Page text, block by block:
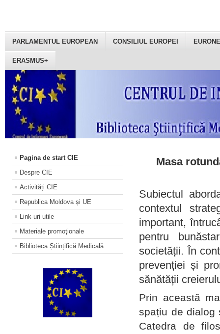
PARLAMENTUL EUROPEAN CONSILIUL EUROPEI
ERASMUS+
Pagina de start CIE
Despre CIE
Activități CIE
Republica Moldova și UE
Link-uri utile
Materiale promoţionale
Biblioteca Științifică Medicală
Masa
Subiectul
contextul
important,
pentru
societății. În
prevenției și
sănătății
Prin această
spațiu de dialog
Catedra de